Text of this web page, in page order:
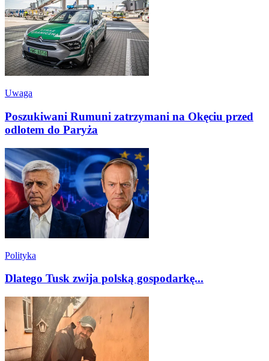
Uwaga
Poszukiwani Rumuni zatrzymani na Okęciu przed
odlotem do Paryża
Polityka
Dlatego Tusk zwija polską gospodarkę...